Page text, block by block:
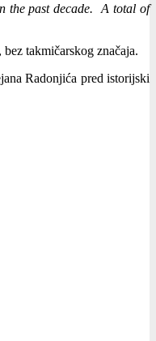
the past decade. A total of
takmičarskog značaja.
Radonjića pred istorijski